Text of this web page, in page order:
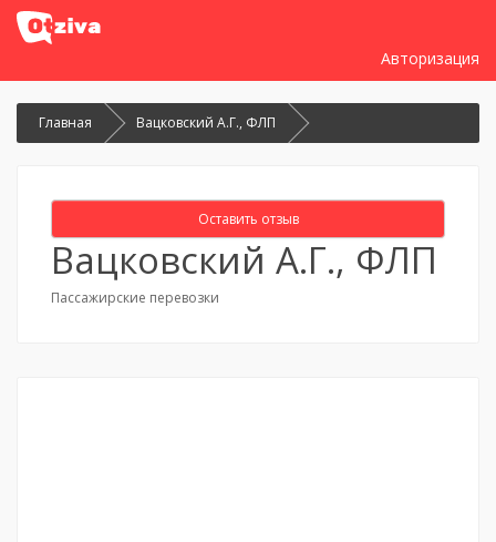
Авторизация
Главная Вацковский А.Г., ФЛП
Оставить отзыв
Вацковский А.Г., ФЛП
Пассажирские перевозки